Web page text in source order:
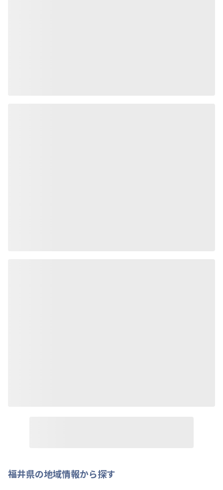
福井県の地域情報から探す